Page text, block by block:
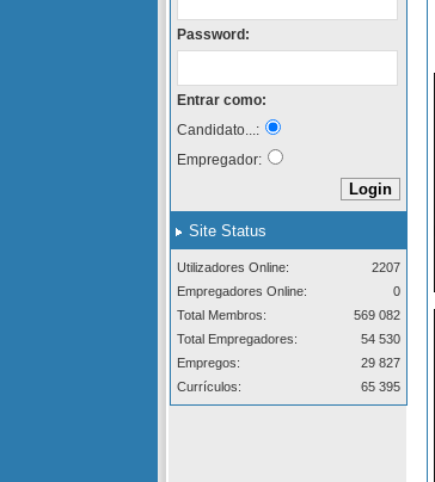
Password:
Entrar como:
Candidato...:
Empregador:
Site Status
Utilizadores Online:
2207
Empregadores Online:
0
Total Membros:
569 082
Total Empregadores:
54 530
Empregos:
29 827
Currículos:
65 395